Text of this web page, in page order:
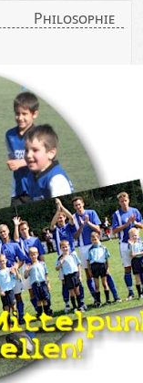
Philosophie